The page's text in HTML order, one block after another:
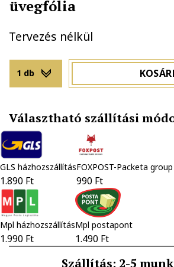
üvegfólia
Tervezés nélkül
1 db
Választható szállítási
GLS házhozszállítás
1.890 Ft
FOXPOST-Packeta
990 Ft
Mpl házhozszállítás
1.990 Ft
Mpl postapont
1.490 Ft
Szállítás: 2-5